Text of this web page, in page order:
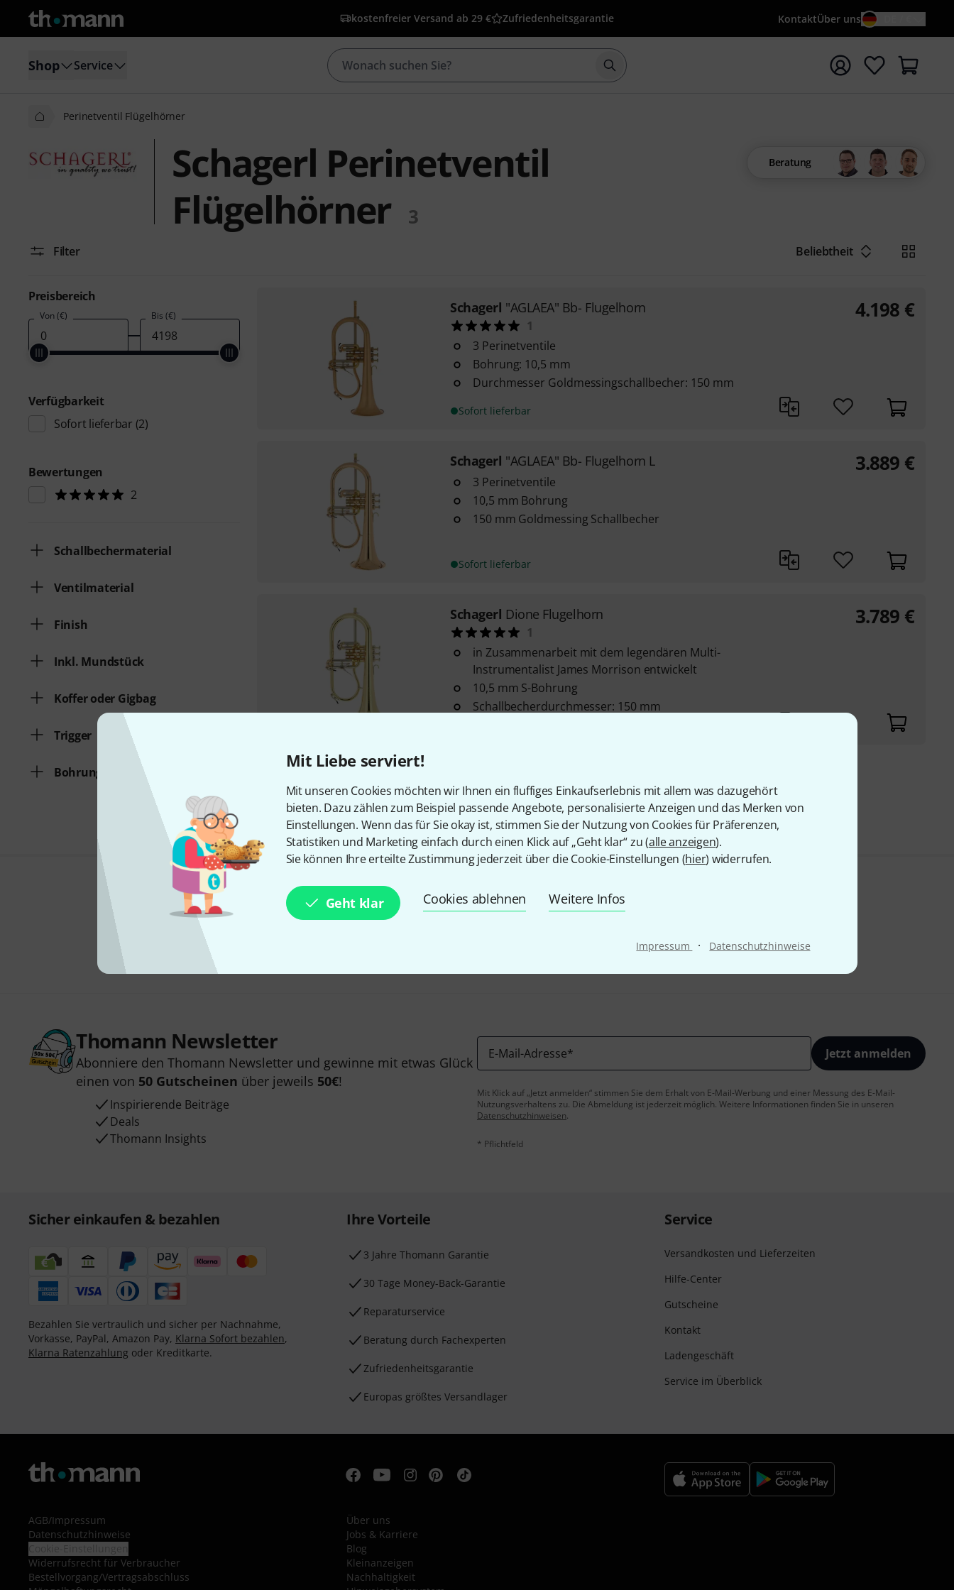
Mit Liebe serviert!
Mit unseren Cookies möchten wir Ihnen ein fluffiges Einkaufserlebnis mit allem was dazugehört
bieten. Dazu zählen zum Beispiel passende Angebote, personalisierte Anzeigen und das Merken von
Einstellungen. Wenn das für Sie okay ist, stimmen Sie der Nutzung von Cookies für Präferenzen,
Statistiken und Marketing einfach durch einen Klick auf „Geht klar“ zu (alle anzeigen).
Sie können Ihre erteilte Zustimmung jederzeit über die Cookie-Einstellungen (hier) widerrufen.
Geht klar Cookies ablehnen Weitere Infos
Impressum · Datenschutzhinweise
kostenfreier Versand ab 29 € Zufriedenheitsgarantie KontaktÜber uns
Shop Service Suche mit Suchwort {searchTerm} starten
Perinetventil Flügelhörner
Schagerl Perinetventil
Flügelhörner
3
Beratung
Filter Beliebtheit
Preisbereich
Von (€) Bis (€)
Verfügbarkeit
Sofort lieferbar (2)
Bewertungen
2
Schallbechermaterial
Ventilmaterial
Finish
Inkl. Mundstück
Koffer oder Gigbag
Trigger
Bohrung in mm
Schagerl "AGLAEA" Bb- Flugelhorn
1
3 Perinetventile
Bohrung: 10,5 mm
Durchmesser Goldmessingschallbecher: 150 mm
Sofort lieferbar
4.198 €
Schagerl "AGLAEA" Bb- Flugelhorn L
3 Perinetventile
10,5 mm Bohrung
150 mm Goldmessing Schallbecher
Sofort lieferbar
3.889 €
Schagerl Dione Flugelhorn
1
in Zusammenarbeit mit dem legendären Multi-
Instrumentalist James Morrison entwickelt
10,5 mm S-Bohrung
Schallbecherdurchmesser: 150 mm
3.789 €
Alle Preise inkl. MwSt.
Gefällt Ihnen, was Sie sehen?
Thomann Newsletter
Abonniere den Thomann Newsletter und gewinne mit etwas Glück
einen von 50 Gutscheinen über jeweils 50€!
Inspirierende Beiträge
Deals
Thomann Insights
E-Mail-Adresse* Jetzt anmelden
Mit Klick auf „Jetzt anmelden“ stimmen Sie dem Erhalt von E-Mail-Werbung und einer Messung des E-Mail-
Nutzungsverhaltens zu. Die Abmeldung ist jederzeit möglich. Weitere Informationen finden Sie in unseren
Datenschutzhinweisen.
* Pflichtfeld
Sicher einkaufen & bezahlen
Bezahlen Sie vertraulich und sicher per Nachnahme,
Vorkasse, PayPal, Amazon Pay, Klarna Sofort bezahlen,
Klarna Ratenzahlung oder Kreditkarte.
Ihre Vorteile
3 Jahre Thomann Garantie
30 Tage Money-Back-Garantie
Reparaturservice
Beratung durch Fachexperten
Zufriedenheitsgarantie
Europas größtes Versandlager
Service
Versandkosten und Lieferzeiten
Hilfe-Center
Gutscheine
Kontakt
Ladengeschäft
Service im Überblick
AGB/Impressum
Datenschutzhinweise
Widerrufsrecht für Verbraucher
Bestellvorgang/Vertragsabschluss
Über uns
Jobs & Karriere
Blog
Kleinanzeigen
Nachhaltigkeit